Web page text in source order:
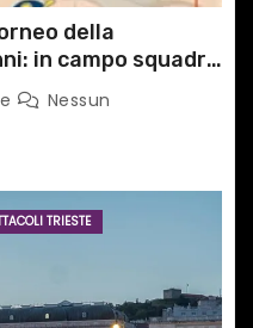
della
in campo squadre
Nessun
TRIESTE